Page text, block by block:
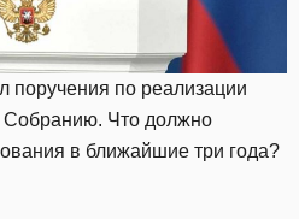
поручения по реализации
Что должно
в ближайшие три года?